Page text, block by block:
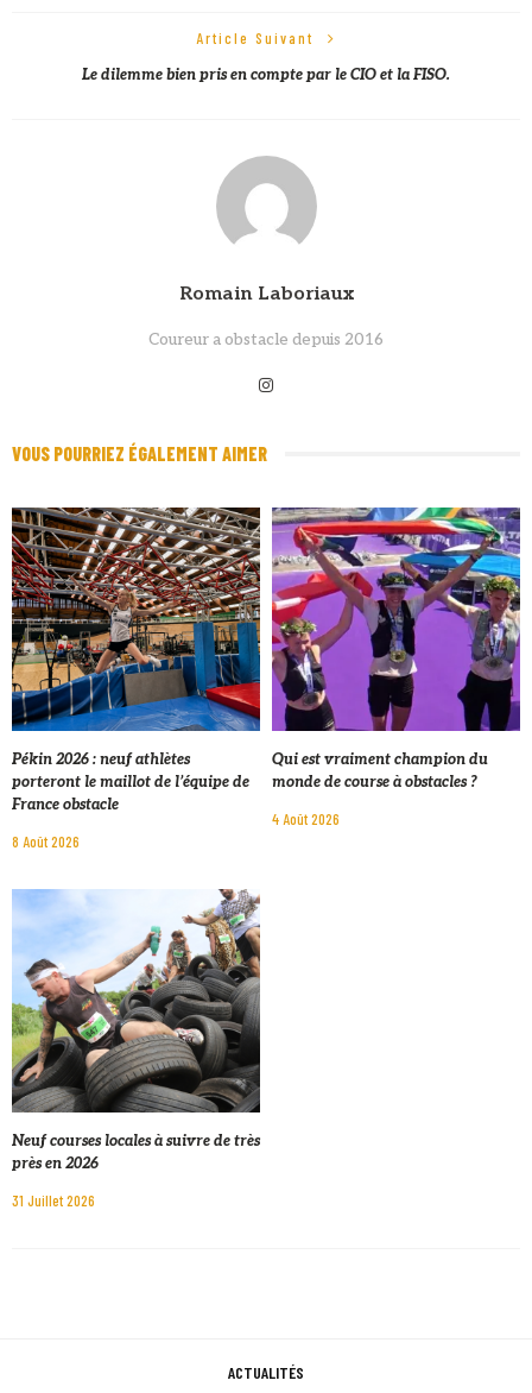
Article Suivant
Le dilemme bien pris en compte par le CIO et la FISO.
Romain Laboriaux
Coureur a obstacle depuis 2016
VOUS POURRIEZ ÉGALEMENT AIMER
Pékin 2026 : neuf athlètes
porteront le maillot de l’équipe de
France obstacle
8 Août 2026
Qui est vraiment champion du
monde de course à obstacles ?
4 Août 2026
Neuf courses locales à suivre de très
près en 2026
31 Juillet 2026
ACTUALITÉS